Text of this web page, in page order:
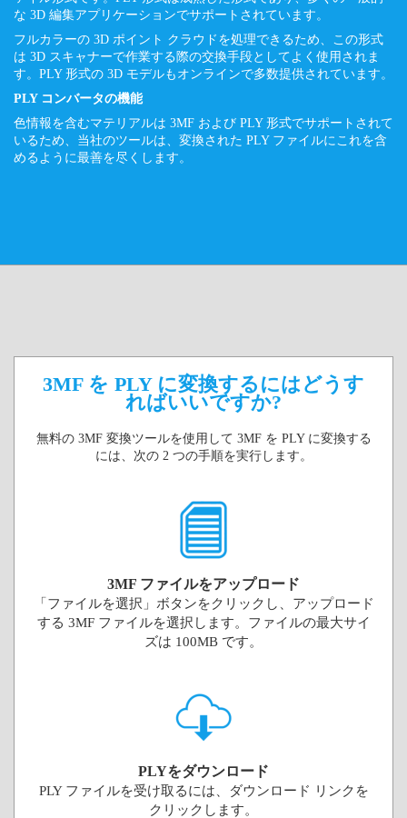
な 3D 編集アプリケーションでサポートされています。
フルカラーの 3D ポイント クラウドを処理できるため、この形式
は 3D スキャナーで作業する際の交換手段としてよく使用されま
す。PLY 形式の 3D モデルもオンラインで多数提供されています。
PLY コンバータの機能
色情報を含むマテリアルは 3MF および PLY 形式でサポートされて
いるため、当社のツールは、変換された PLY ファイルにこれを含
めるように最善を尽くします。
3MF を PLY に変換するにはどうす
ればいいですか?
無料の 3MF 変換ツールを使用して 3MF を PLY に変換する
には、次の 2 つの手順を実行します。
3MF ファイルをアップロード
「ファイルを選択」ボタンをクリックし、アップロード
する 3MF ファイルを選択します。ファイルの最大サイ
ズは 100MB です。
PLYをダウンロード
PLY ファイルを受け取るには、ダウンロード リンクを
クリックします。